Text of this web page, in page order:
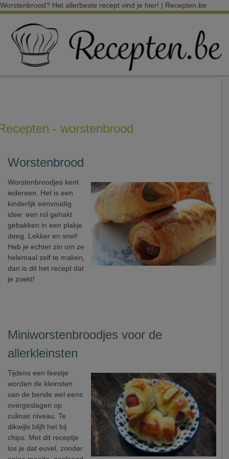
Worstenbrood? Het allerbeste recept vind je hier! | Recepten.be
- worstenbrood
Worstenbrood
Worstenbroodjes kent
iedereen. Het is een
kinderlijk eenvoudig
idee: een rol gehakt
gebakken in een plakje
deeg. Lekker en snel!
Heb je echter zin om ze
helemaal zelf te maken,
dan is dit het recept dat
je zoekt!
Miniworstenbroodjes voor de
allerkleinsten
Tijdens een feestje
worden de kleinsten
van de bende wel eens
overgeslagen op
culinair niveau. Te
dikwijls blijft het bij
chips. Met dit receptje
los je dat euvel, zonder